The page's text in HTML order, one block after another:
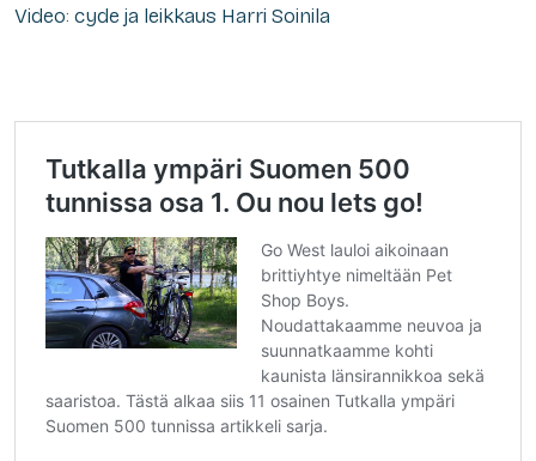
Video: cyde ja leikkaus Harri Soinila